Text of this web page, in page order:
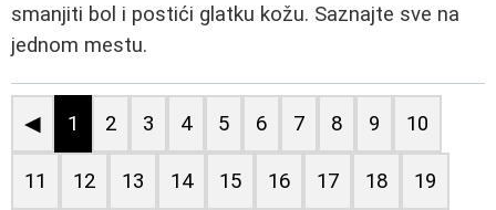
smanjiti bol i postići glatku kožu. Saznajte sve na
jednom mestu.
◀ 1 2 3 4 5 6 7 8 9 10
11 12 13 14 15 16 17 18 19